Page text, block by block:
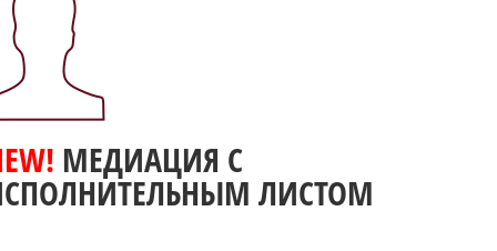
МЕДИАЦИЯ С
ЛИСТОМ